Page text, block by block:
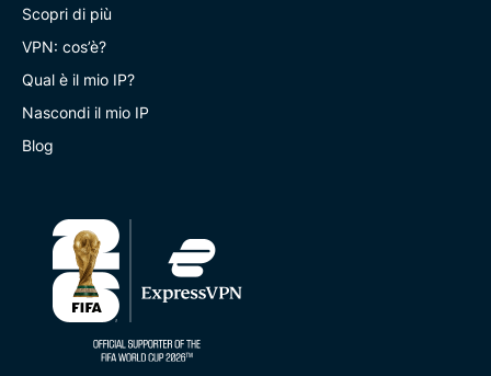
Scopri di più
VPN: cos’è?
Qual è il mio IP?
Nascondi il mio IP
Blog